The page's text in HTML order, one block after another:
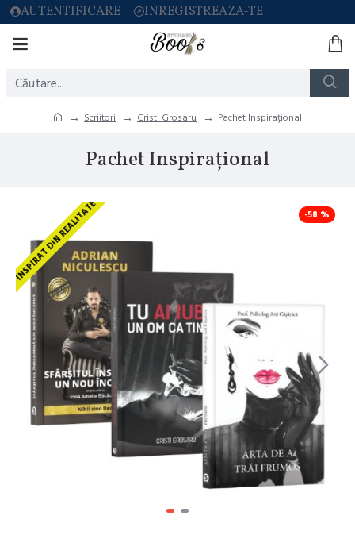
AUTENTIFICARE INREGISTREAZA-TE
Scriitori Cristi Grosaru Pachet Inspirațional
Pachet Inspirațional
INSPIRAT DIN REALITATE -58 %